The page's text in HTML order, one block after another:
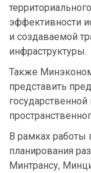
эффективности
и создаваемой
инфраструктуры.
Также
представить
В рамках
планирования
Минтрансу,